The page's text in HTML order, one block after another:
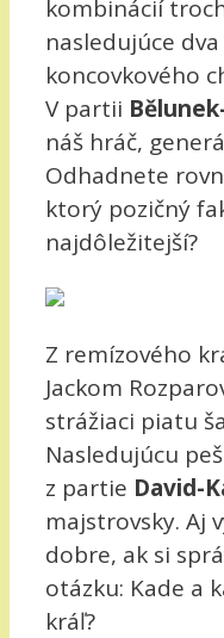
kombinácií
nasledujúce
koncovkového
V partii
náš hráč,
Odhadnete
ktorý pozičný
najdôležitejší?
Z remízového
Jackom
strážiaci piatu
Nasledujúcu
z partie David-
majstrovsky. Aj
dobre, ak si
otázku: Kade a
kráľ?